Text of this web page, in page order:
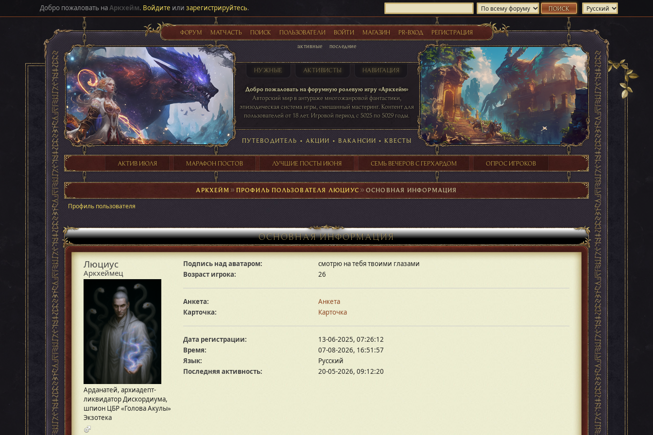
Добро пожаловать наАркхейм. Войдите или зарегистрируйтесь.
ФОРУМ МАТЧАСТЬ ПОИСК ПОЛЬЗОВАТЕЛИ ВОЙТИ МАГАЗИН PR-ВХОД РЕГИСТРАЦИЯ
активные последние
НУЖНЫЕ АКТИВИСТЫ НАВИГАЦИЯ
Добро пожаловать на форумную ролевую игру «Аркхейм»
Авторский мир в антураже многожанровой фантастики,
эпизодическая система игры, смешанный мастеринг. Контент для
пользователей от 18 лет. Игровой период с 5025 по 5029 годы.
таблице игровой активности
41 ПОСТОВ 31 ПОСТОВ 29 ПОСТОВ 24 ПОСТОВ
ПУТЕВОДИТЕЛЬ • АКЦИИ • ВАКАНСИИ • КВЕСТЫ
АКТИВ ИЮЛЯ МАРАФОН ПОСТОВ ЛУЧШИЕ ПОСТЫ ИЮНЯ СЕМЬ ВЕЧЕРОВ С ГЕРХАРДОМ ОПРОС ИГРОКОВ
АРКХЕЙМ ►ПРОФИЛЬ ПОЛЬЗОВАТЕЛЯ ЛЮЦИУС ►ОСНОВНАЯ ИНФОРМАЦИЯ
Профиль пользователя
ОСНОВНАЯ ИНФОРМАЦИЯ
Люциус
Аркхеймец
Арданатей, архиадепт-
ликвидатор Дискордиума,
шпион ЦБР «Голова Акулы»
Экзотека
Подпись над аватаром:
смотрю на тебя твоими глазами
Возраст игрока:
26
Анкета:
Анкета
Карточка:
Карточка
Дата регистрации:
13-06-2025, 07:26:12
Время:
07-08-2026, 16:51:57
Язык:
Русский
Последняя активность:
20-05-2026, 09:12:20